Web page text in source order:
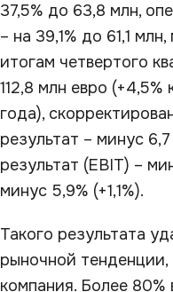
37,5% до 63,8 млн,
– на 39,1% до 61,1
итогам четвертого
112,8 млн евро
года),
результат – минус
результат (EBIT) –
минус 5,9% (+1,1%).
Такого результата
рыночной
компания. Более